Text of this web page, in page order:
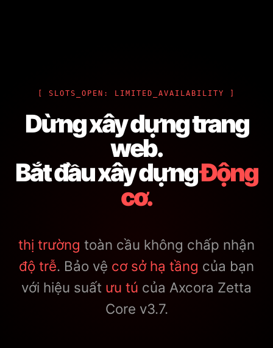
[ SLOTS_OPEN: LIMITED_AVAILABILITY ]
Dừng xây dựng trang
web.
Bắt đầu xây dựngĐộng
cơ.
thị trường toàn cầu không chấp nhận
độ trễ. Bảo vệ cơ sở hạ tầng của bạn
với hiệu suất ưu tú của Axcora Zetta
Core v3.7.